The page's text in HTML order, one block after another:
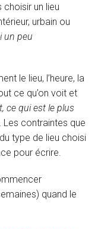
choisir un lieu
urbain ou
un peu
le lieu, l’heure, la
ce qu’on voit et
ce qui est le plus
Les contraintes que
type de lieu choisi
pour écrire.
quand le